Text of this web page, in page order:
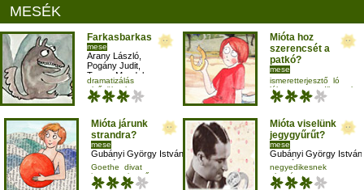
MESÉK
Farkasbarkas
mese
Arany László
Pogány Judit
Terray Magdolna
dramatizálás
elsősöknek
hangutánzás
Mióta hoz
szerencsét a
patkó?
mese
Gubányi György István
Zachár Panna,
Terray Magdolna
ismeretterjesztő ló
lóhere
negyedikesnek
Mióta járunk
strandra?
mese
Gubányi György István
Zachár Panna
Terray Magdolna
Goethe
divat
ismeretterjesztő
negyedikesnek
Mióta viselünk
jegygyűrűt?
mese
Gubányi György István
Zachár Panna
Terray Magdolna
negyedikesnek
olvasás
szókincsbővítés